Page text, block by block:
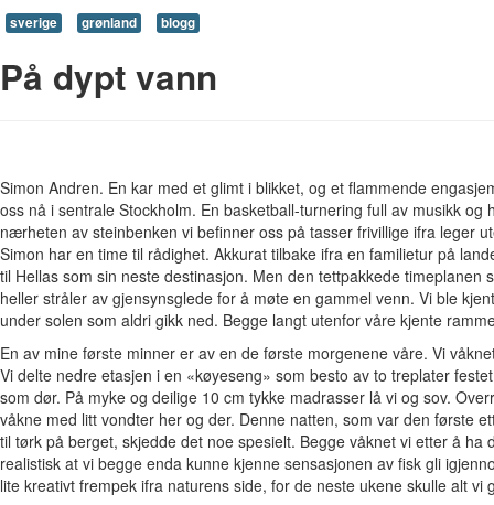
sverige grønland blogg
På dypt vann
Simon Andren. En kar med et glimt i blikket, og et flammende
oss nå i sentrale Stockholm. En basketball-turnering full av musikk
nærheten av steinbenken vi befinner oss på tasser frivillige ifra leger
Simon har en time til rådighet. Akkurat tilbake ifra en familietur på
til Hellas som sin neste destinasjon. Men den tettpakkede timeplanen
heller stråler av gjensynsglede for å møte en gammel venn. Vi ble
under solen som aldri gikk ned. Begge langt utenfor våre kjente
En av mine første minner er av en de første morgenene våre. Vi
Vi delte nedre etasjen i en «køyeseng» som besto av to treplater
som dør. På myke og deilige 10 cm tykke madrasser lå vi og sov.
våkne med litt vondter her og der. Denne natten, som var den første
til tørk på berget, skjedde det noe spesielt. Begge våknet vi etter å ha
realistisk at vi begge enda kunne kjenne sensasjonen av fisk gli
lite kreativt frempek ifra naturens side, for de neste ukene skulle alt